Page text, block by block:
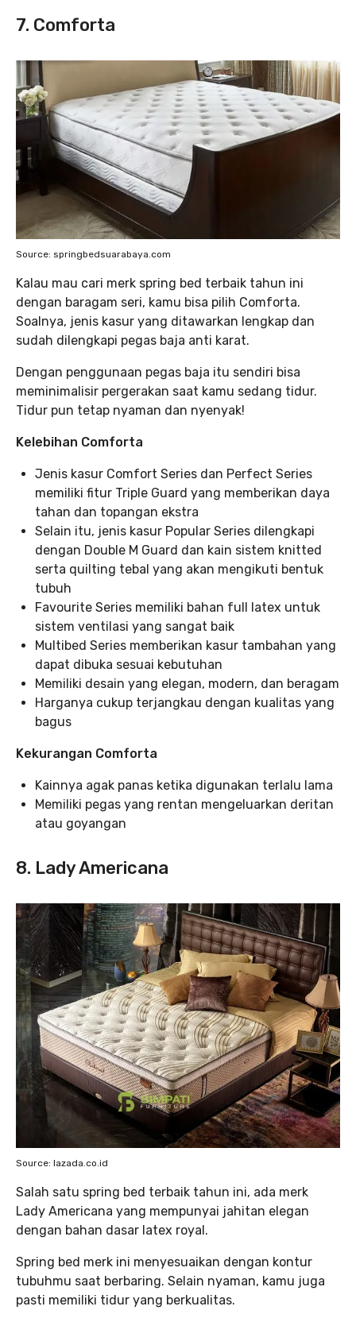
7. Comforta
Source: springbedsuarabaya.com
Kalau mau cari merk spring bed terbaik tahun ini
dengan baragam seri, kamu bisa pilih Comforta.
Soalnya, jenis kasur yang ditawarkan lengkap dan
sudah dilengkapi pegas baja anti karat.
Dengan penggunaan pegas baja itu sendiri bisa
meminimalisir pergerakan saat kamu sedang tidur.
Tidur pun tetap nyaman dan nyenyak!
Kelebihan Comforta
Jenis kasur Comfort Series dan Perfect Series
memiliki fitur Triple Guard yang memberikan daya
tahan dan topangan ekstra
Selain itu, jenis kasur Popular Series dilengkapi
dengan Double M Guard dan kain sistem knitted
serta quilting tebal yang akan mengikuti bentuk
tubuh
Favourite Series memiliki bahan full latex untuk
sistem ventilasi yang sangat baik
Multibed Series memberikan kasur tambahan yang
dapat dibuka sesuai kebutuhan
Memiliki desain yang elegan, modern, dan beragam
Harganya cukup terjangkau dengan kualitas yang
bagus
Kekurangan Comforta
Kainnya agak panas ketika digunakan terlalu lama
Memiliki pegas yang rentan mengeluarkan deritan
atau goyangan
8. Lady Americana
Source: lazada.co.id
Salah satu spring bed terbaik tahun ini, ada merk
Lady Americana yang mempunyai jahitan elegan
dengan bahan dasar latex royal.
Spring bed merk ini menyesuaikan dengan kontur
tubuhmu saat berbaring. Selain nyaman, kamu juga
pasti memiliki tidur yang berkualitas.